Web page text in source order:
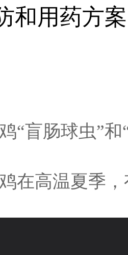
和用药方
“盲肠球虫”
在高温夏季